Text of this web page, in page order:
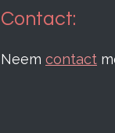
Contact:
Neem contact